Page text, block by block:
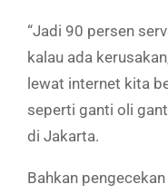
“Jadi 90 persen
kalau ada
lewat internet kita
seperti ganti oli
di Jakarta.
Bahkan